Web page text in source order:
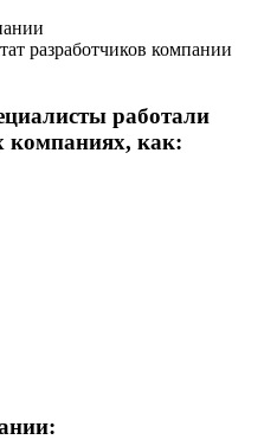
разработчиков компании
работали
компаниях, как: